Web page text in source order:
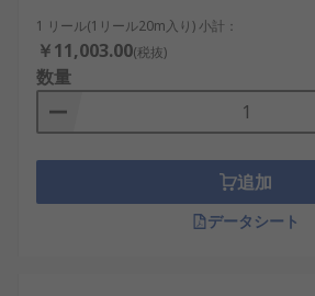
シングルモード光ファイバケー
ア内を単一の伝搬モードで光が
す。信号の分散が小さく、通信
接続、長距離ネットワークなど
す。
マルチモード光ファイバケーブル
いコア内を複数の伝搬モードで
プです。データセンター、構内
1 リール(1リール20m入り) 小計：
￥11,003.00(税抜)
数量
追加
データシート